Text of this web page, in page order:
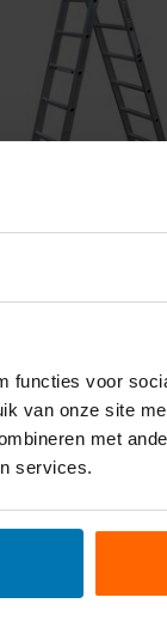
functies voor
van onze site
met
services.
2x8
Deze zorgen
en een langere
...
Excl. btw
het dak op, veilig